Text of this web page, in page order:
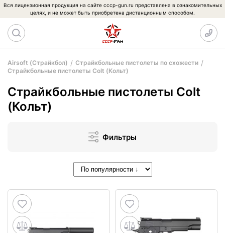
Вся лицензионная продукция на сайте cccp-gun.ru представлена в ознакомительных
целях, и не может быть приобретена дистанционным способом.
Airsoft (Страйкбол)
Страйкбольные пистолеты по схожести
Страйкбольные пистолеты Colt (Кольт)
Страйкбольные пистолеты Colt
(Кольт)
Фильтры